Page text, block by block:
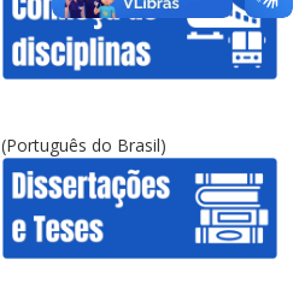
(Português do Brasil)